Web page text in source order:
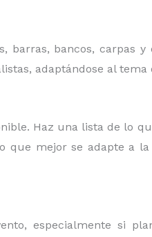
bancos, carpas y
adaptándose al tema
Haz una lista de lo
que mejor se adapte a
especialmente si